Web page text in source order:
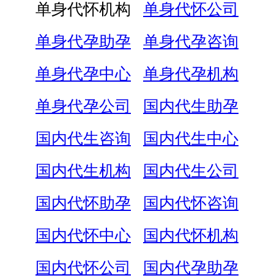
单身代怀机构
单身代怀公司
单身代孕助孕
单身代孕咨询
单身代孕中心
单身代孕机构
单身代孕公司
国内代生助孕
国内代生咨询
国内代生中心
国内代生机构
国内代生公司
国内代怀助孕
国内代怀咨询
国内代怀中心
国内代怀机构
国内代怀公司
国内代孕助孕